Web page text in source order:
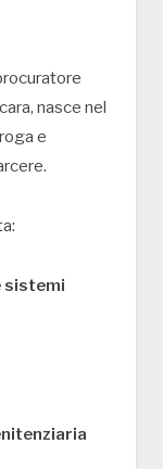
nasce nel
e
sistemi